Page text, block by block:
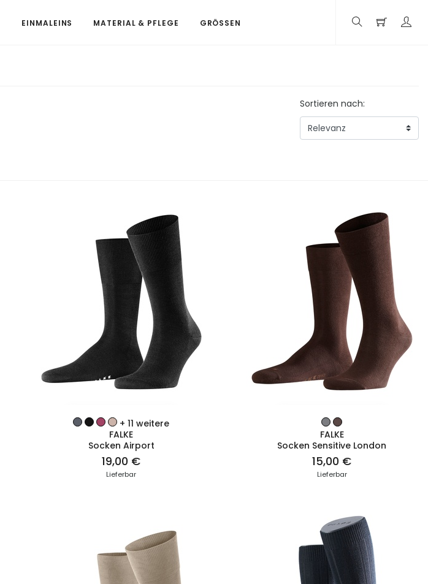
EINMALEINS MATERIAL & PFLEGE GRÖSSEN
Sortieren nach:
ZUM PRODUKT
+ 11 weitere
FALKE
Socken Airport
19,00 €
Lieferbar
ZUM PRODUKT
FALKE
Socken Sensitive London
15,00 €
Lieferbar